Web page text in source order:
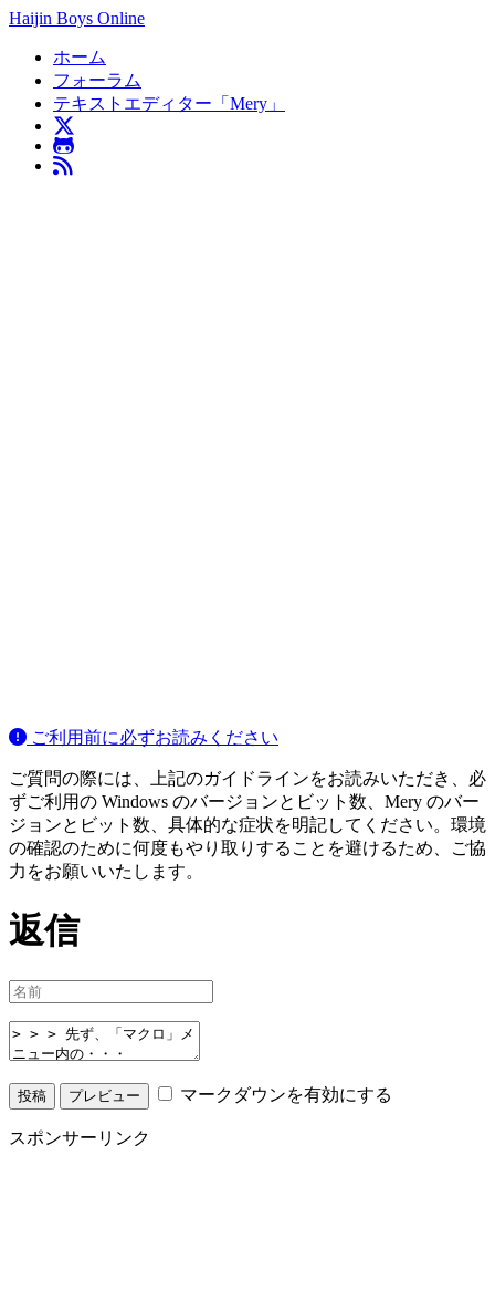
Haijin Boys Online
ホーム
フォーラム
テキストエディター「Mery」
ご利用前に必ずお読みください
ご質問の際には、上記のガイドラインをお読みいただき、必
ずご利用の Windows のバージョンとビット数、Mery のバー
ジョンとビット数、具体的な症状を明記してください。環境
の確認のために何度もやり取りすることを避けるため、ご協
力をお願いいたします。
返信
マークダウンを有効にする
スポンサーリンク